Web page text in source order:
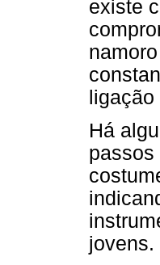
existe
ligação
Há
passos
jovens.